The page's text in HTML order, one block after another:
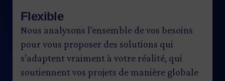
Flexible
Nous analysons l’ensemble de vos besoins
pour vous proposer des solutions qui
s’adaptent vraiment à votre réalité, qui
soutiennent vos projets de manière globale